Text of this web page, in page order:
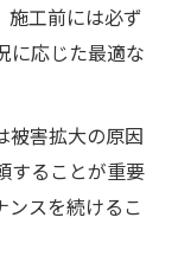
施工前には必ず
に応じた最適な
被害拡大の原因
することが重要
ンスを続けるこ